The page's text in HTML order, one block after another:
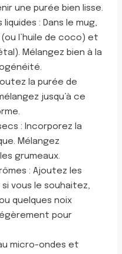
une purée bien lisse.
: Dans le mug,
l’huile de coco) et
Mélangez bien à la
la purée de
jusqu’à ce
: Incorporez la
Mélangez
grumeaux.
: Ajoutez les
vous le souhaitez,
quelques noix
pour
micro-ondes et